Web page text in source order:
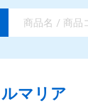
マリア